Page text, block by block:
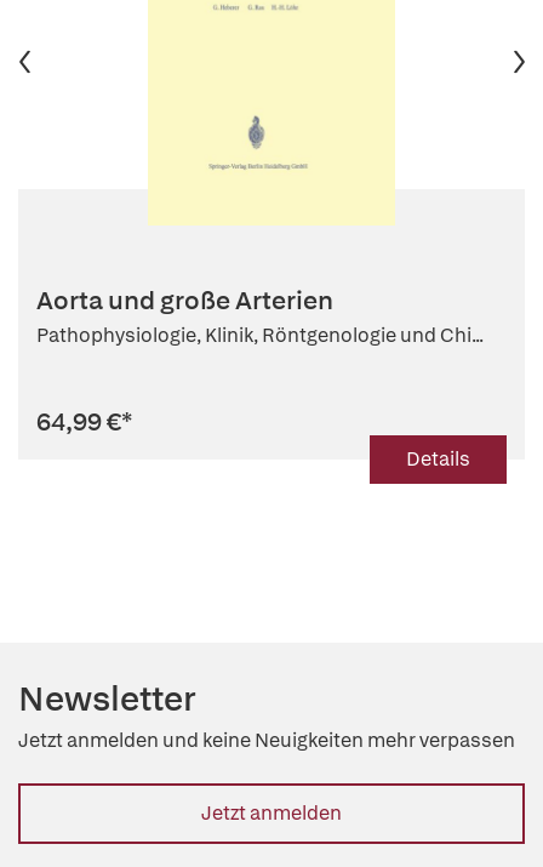
Aorta und große Arterien
Pathophysiologie, Klinik, Röntgenologie und Chi...
64,99 €*
Details
Newsletter
Jetzt anmelden und keine Neuigkeiten mehr verpassen
Jetzt anmelden